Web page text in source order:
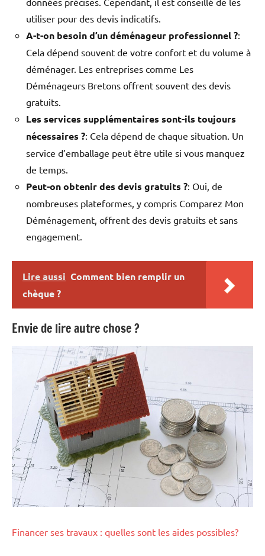
utiliser pour des devis indicatifs.
A-t-on besoin d’un déménageur professionnel ?:
Cela dépend souvent de votre confort et du volume à
déménager. Les entreprises comme Les
Déménageurs Bretons offrent souvent des devis
gratuits.
Les services supplémentaires sont-ils toujours
nécessaires ?: Cela dépend de chaque situation. Un
service d’emballage peut être utile si vous manquez
de temps.
Peut-on obtenir des devis gratuits ?: Oui, de
nombreuses plateformes, y compris Comparez Mon
Déménagement, offrent des devis gratuits et sans
engagement.
Lire aussi Comment bien remplir un
chèque ?
Envie de lire autre chose ?
Financer ses travaux : quelles sont les aides possibles?